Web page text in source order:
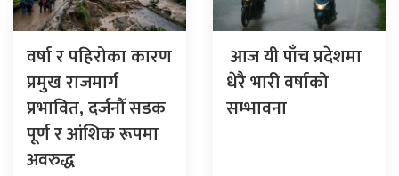
वर्षा र पहिरोका कारण
प्रमुख राजमार्ग
प्रभावित, दर्जनौँ सडक
पूर्ण र आंशिक रूपमा
अवरुद्ध
आज यी पाँच प्रदेशमा
धेरै भारी वर्षाको
सम्भावना